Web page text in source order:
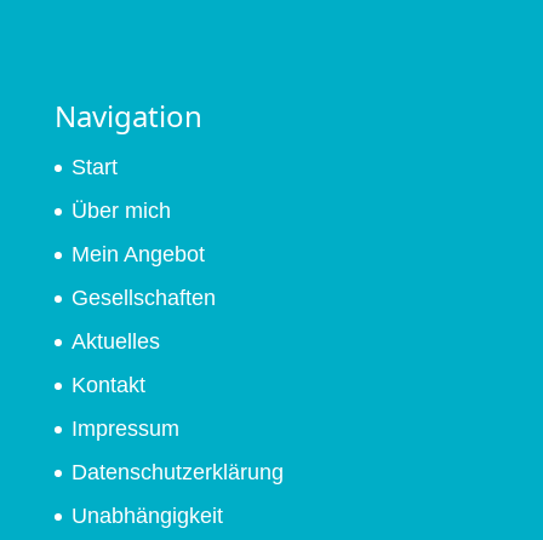
Navigation
Start
Über mich
Mein Angebot
Gesellschaften
Aktuelles
Kontakt
Impressum
Datenschutzerklärung
Unabhängigkeit